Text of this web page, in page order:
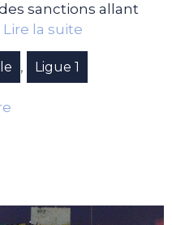
sanctions allant
Lire la suite
, Ligue 1